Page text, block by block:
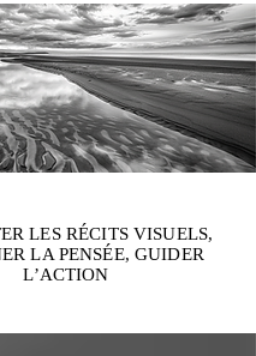
LES RÉCITS VISUELS,
LA PENSÉE, GUIDER
L’ACTION